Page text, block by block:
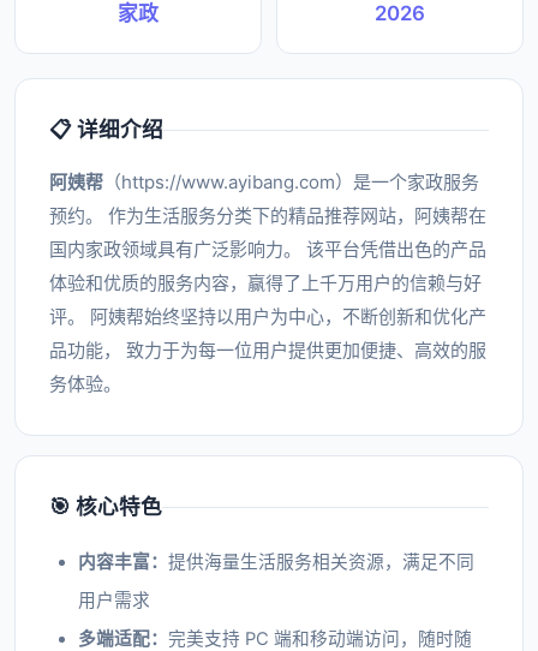
家政 2026
📋 详细介绍
阿姨帮 （https://www.ayibang.com）是一个家政服务
预约。 作为生活服务分类下的精品推荐网站，阿姨帮在
国内家政领域具有广泛影响力。 该平台凭借出色的产品
体验和优质的服务内容，赢得了上千万用户的信赖与好
评。 阿姨帮始终坚持以用户为中心，不断创新和优化产
品功能， 致力于为每一位用户提供更加便捷、高效的服
务体验。
🎯 核心特色
内容丰富： 提供海量生活服务相关资源，满足不同
用户需求
多端适配： 完美支持 PC 端和移动端访问，随时随